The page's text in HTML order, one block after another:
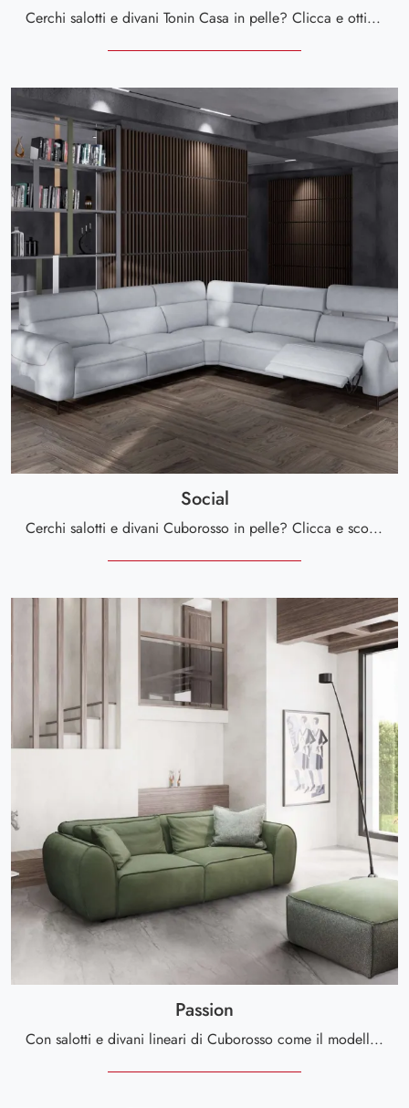
Cerchi salotti e divani Tonin Casa in pelle? Clicca e ottieni informazioni sul modello Montecarlo per spazi moderni.
Social
Cerchi salotti e divani Cuborosso in pelle? Clicca e scopri di più sul modello Social per spazi moderni.
Passion
Con salotti e divani lineari di Cuborosso come il modello Passion in pelle, potrai ultimare il tuo concept d'arredo.